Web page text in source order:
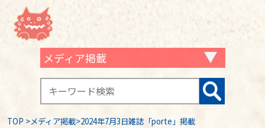
メディア掲載
TOP >メディア掲載>2024年7月3日雑誌「porte」掲載